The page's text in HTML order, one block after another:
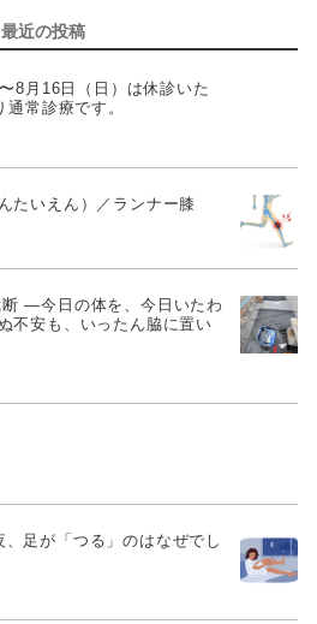
最近の投稿
8月16日（日）は休診いた
常診療です。
たいえん）／ランナー膝
—今日の体を、今日いたわ
不安も、いったん脇に置い
足が「つる」のはなぜでし